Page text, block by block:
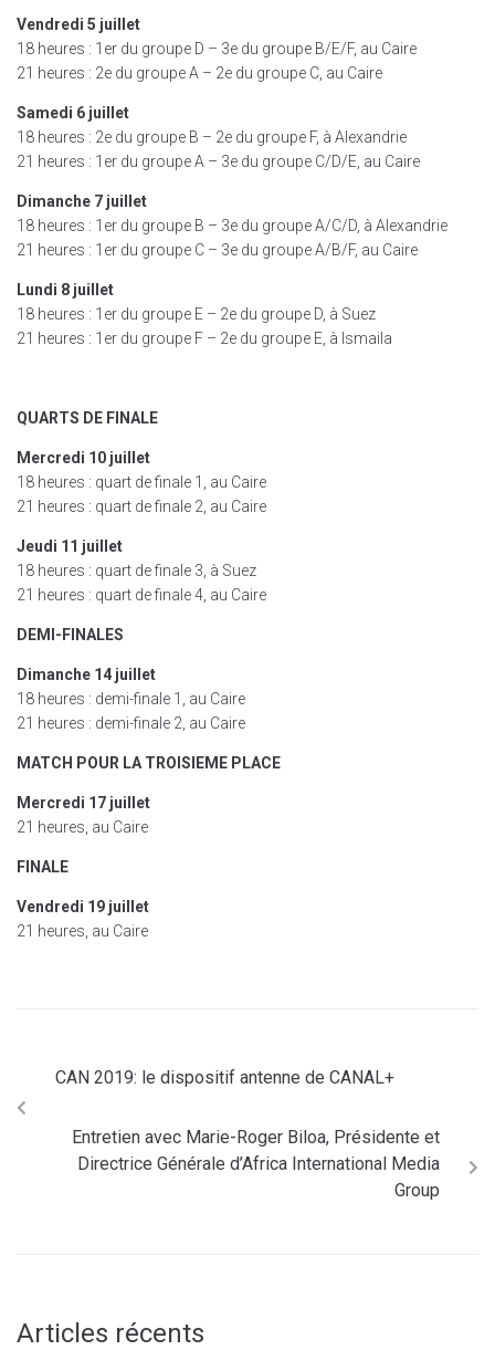
Vendredi 5 juillet
18 heures : 1er du groupe D – 3e du groupe B/E/F, au Caire
21 heures : 2e du groupe A – 2e du groupe C, au Caire
Samedi 6 juillet
18 heures : 2e du groupe B – 2e du groupe F, à Alexandrie
21 heures : 1er du groupe A – 3e du groupe C/D/E, au Caire
Dimanche 7 juillet
18 heures : 1er du groupe B – 3e du groupe A/C/D, à Alexandrie
21 heures : 1er du groupe C – 3e du groupe A/B/F, au Caire
Lundi 8 juillet
18 heures : 1er du groupe E – 2e du groupe D, à Suez
21 heures : 1er du groupe F – 2e du groupe E, à Ismaila
QUARTS DE FINALE
Mercredi 10 juillet
18 heures : quart de finale 1, au Caire
21 heures : quart de finale 2, au Caire
Jeudi 11 juillet
18 heures : quart de finale 3, à Suez
21 heures : quart de finale 4, au Caire
DEMI-FINALES
Dimanche 14 juillet
18 heures : demi-finale 1, au Caire
21 heures : demi-finale 2, au Caire
MATCH POUR LA TROISIEME PLACE
Mercredi 17 juillet
21 heures, au Caire
FINALE
Vendredi 19 juillet
21 heures, au Caire
CAN 2019: le dispositif antenne de CANAL+
Entretien avec Marie-Roger Biloa, Présidente et
Directrice Générale d’Africa International Media
Group
Articles récents